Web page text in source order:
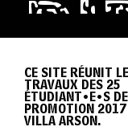
CE SITE RÉUNIT
TRAVAUX DES 25
ÉTUDIANT•E•S
PROMOTION 2017
VILLA ARSON.